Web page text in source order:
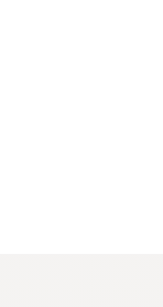
vos